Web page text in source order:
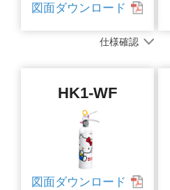
図面ダウンロード
仕様確認
HK1-WF
図面ダウンロード